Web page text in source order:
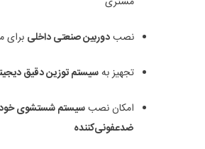
نصبدوربین صنعتی داخلی برای
تجهیز بهسیستم توزین دقیق
امکان نصبسیستم شستشوی
ضدعفونی‌کننده